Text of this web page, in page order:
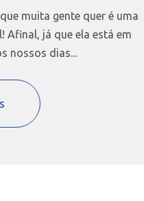
muita gente quer é uma
Afinal, já que ela está em
nossos dias...